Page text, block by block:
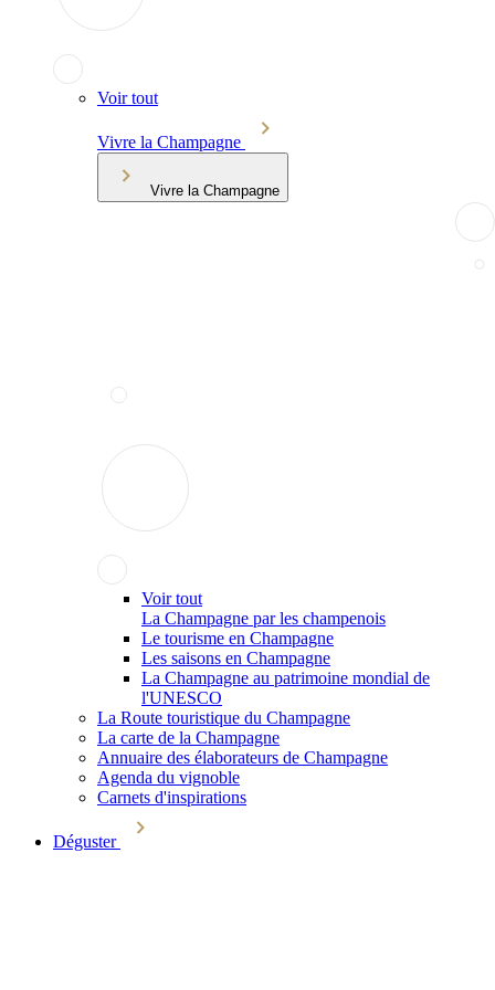
Voir tout
Vivre la Champagne
Vivre la Champagne
Voir tout
La Champagne par les champenois
Le tourisme en Champagne
Les saisons en Champagne
La Champagne au patrimoine mondial de
l'UNESCO
La Route touristique du Champagne
La carte de la Champagne
Annuaire des élaborateurs de Champagne
Agenda du vignoble
Carnets d'inspirations
Déguster